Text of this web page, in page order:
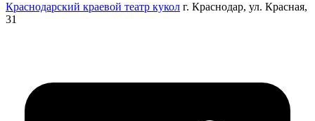
Краснодарский краевой театр кукол г. Краснодар, ул. Красная,
31